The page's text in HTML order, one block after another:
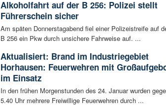
Alkoholfahrt auf der B 256: Polizei stellt
Führerschein sicher
Am späten Donnerstagabend fiel einer Polizeistreife auf
B 256 ein Pkw durch unsichere Fahrweise auf. ...
Aktualisiert: Brand im Industriegebiet
Horhausen: Feuerwehren mit
im Einsatz
In den frühen Morgenstunden des 24. Januar wurden
5.40 Uhr mehrere Freiwillige Feuerwehren durch ...